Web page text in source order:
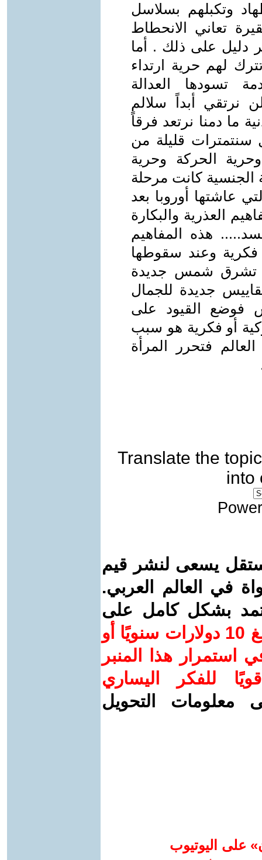
وتكبلهم بسلاسل
تعاني الانحطاط
دليل على ذلك . أما
لهم حرية ارتداء
تسودها العدالة
نرتقي أبداً سلالم
ما دمنا نرتعد فرقاً
قليلة من
الحركة وحرية
الجنسية كانت مرحلة
عاشتها أوروبا بعد
العذرية والبكارة
هذه المفاهيم
فكرية وعند سقوطها
تشرق شمس جديدة
جديدة للجمال
فوضع القيود على
أو فكرية هو سبب
فتحرر المرأة
Translate the topic
into
يسعى لنشر قيم
في العالم العربي.
بشكل كامل على
ساهم/ي معنا! بدعمكم بمبلغ 10 دولارات سنويًا أو
استمرار هذا المنبر
للفكر اليساري
معلومات التحويل
على اليوتيوب